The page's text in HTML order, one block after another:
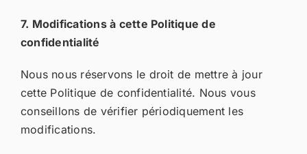
7. Modifications à cette Politique de
confidentialité
Nous nous réservons le droit de mettre à jour
cette Politique de confidentialité. Nous vous
conseillons de vérifier périodiquement les
modifications.